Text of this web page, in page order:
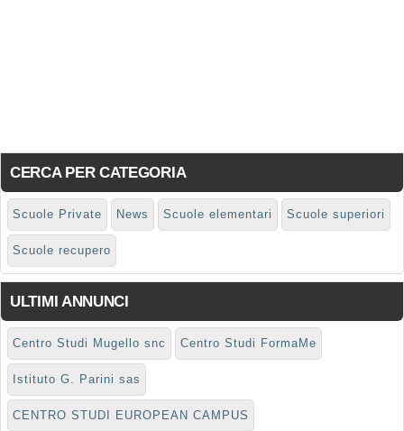
CERCA PER CATEGORIA
Scuole Private News Scuole elementari Scuole superiori
Scuole recupero
ULTIMI ANNUNCI
Centro Studi Mugello snc Centro Studi FormaMe
Istituto G. Parini sas
CENTRO STUDI EUROPEAN CAMPUS